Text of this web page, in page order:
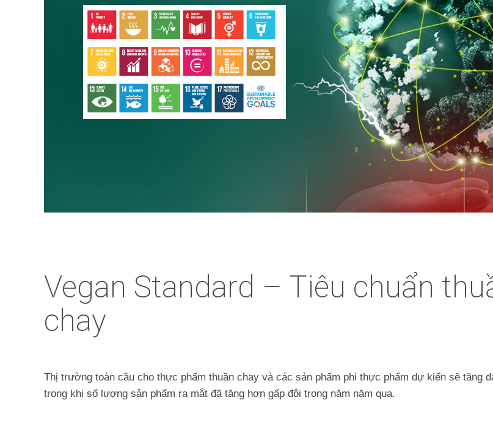
Vegan Standard – Tiêu chuẩn
chay
Thị trường toàn cầu cho thực phẩm thuần chay và các sản phẩm phi thực phẩm dự kiến sẽ tăng
trong khi số lượng sản phẩm ra mắt đã tăng hơn gấp đôi trong năm năm qua.